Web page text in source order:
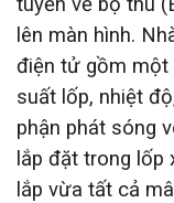
lên màn hình.
điện tử gồm một
suất lốp, nhiệt
phận phát sóng
lắp đặt trong
lắp vừa tất cả